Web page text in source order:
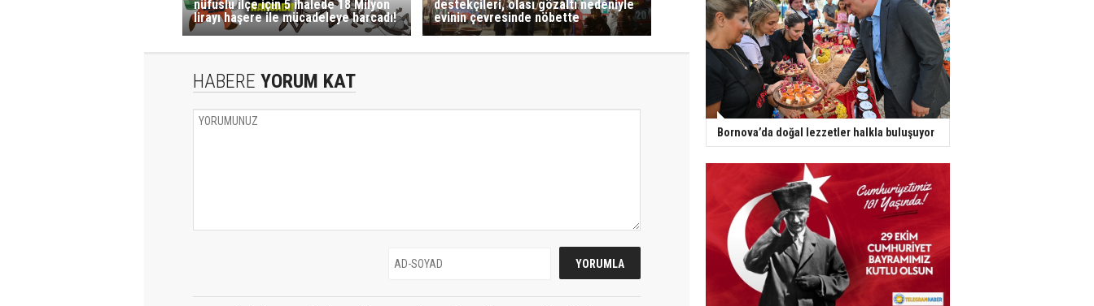
nüfuslu ilçe için 5 ihalede 18 Milyon
lirayı haşere ile mücadeleye harcadı!
destekçileri, olası gözaltı nedeniyle
evinin çevresinde nöbette
HABERE YORUM KAT
Bornova’da doğal lezzetler halkla buluşuyor